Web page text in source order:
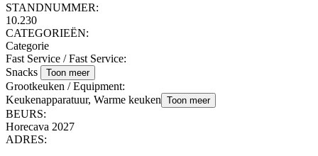
STANDNUMMER:
10.230
CATEGORIEËN:
Categorie
Fast Service / Fast Service:
Snacks
Toon meer
Grootkeuken / Equipment:
Keukenapparatuur, Warme keuken Toon meer
BEURS:
Horecava 2027
ADRES: